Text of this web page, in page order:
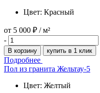
Цвет: Красный
от 5 000 ₽ / м²
-
В корзину купить в 1 клик
Подробнее
Пол из гранита Жельтау-5
Цвет: Желтый